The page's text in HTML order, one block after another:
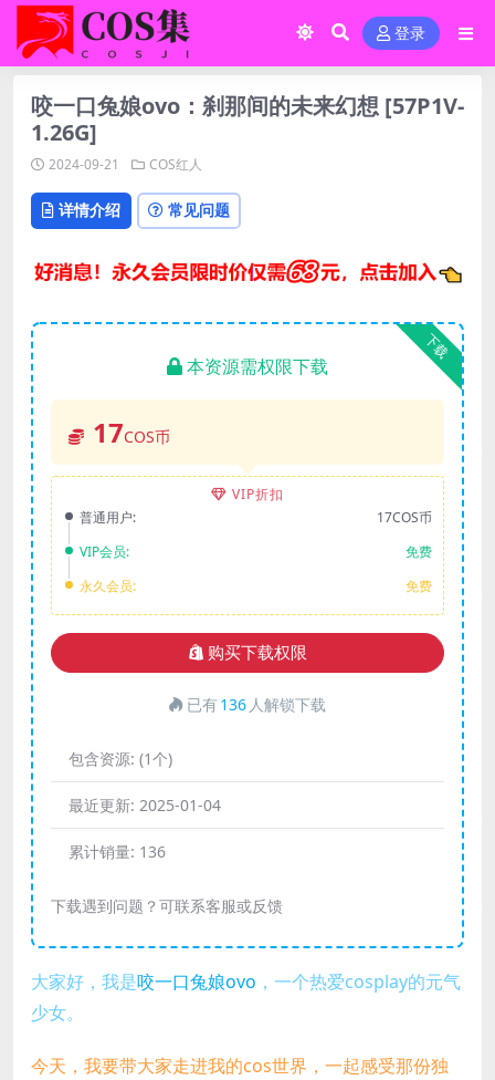
登录
咬一口兔娘ovo：刹那间的未来幻想 [57P1V-
1.26G]
2024-09-21 COS红人
详情介绍 常见问题
下载
本资源需权限下载
17COS币
VIP折扣
普通用户:
17COS币
VIP会员:
免费
永久会员:
免费
购买下载权限
已有136 人解锁下载
包含资源: (1个)
最近更新: 2025-01-04
累计销量: 136
下载遇到问题？可联系客服或反馈
大家好，我是咬一口兔娘ovo ，一个热爱cosplay的元气
少女。
今天，我要带大家走进我的cos世界，一起感受那份独